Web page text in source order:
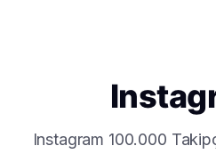
Instagram 100.000